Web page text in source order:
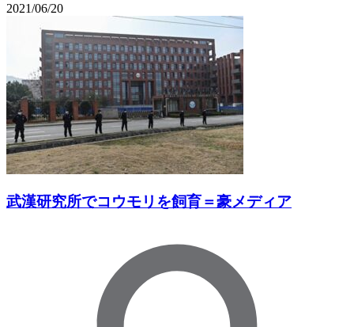
2021/06/20
武漢研究所でコウモリを飼育＝豪メディア